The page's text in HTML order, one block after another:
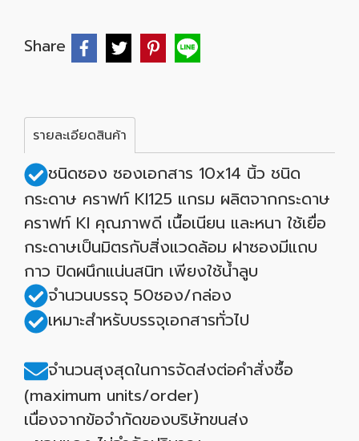
Share
รายละเอียดสินค้า
ชนิดซอง ซองเอกสาร 10x14 นิ้ว ชนิด
กระดาษ คราฟท์ KI125 แกรม ผลิตจากกระดาษ
คราฟท์ KI คุณภาพดี เนื้อเนียน และหนา ใช้เยื่อ
กระดาษเป็นมิตรกับสิ่งแวดล้อม ฝาซองมีแถบ
กาว ปิดผนึกแน่นสนิท เพียงใช้น้ำลูบ
จำนวนบรรจุ 50ซอง/กล่อง
เหมาะสำหรับบรรจุเอกสารทั่วไป
จำนวนสุงสุดในการจัดส่งต่อคำสั่งซื้อ
(maximum units/order)
เนื่องจากข้อจำกัดของบริษัทขนส่ง